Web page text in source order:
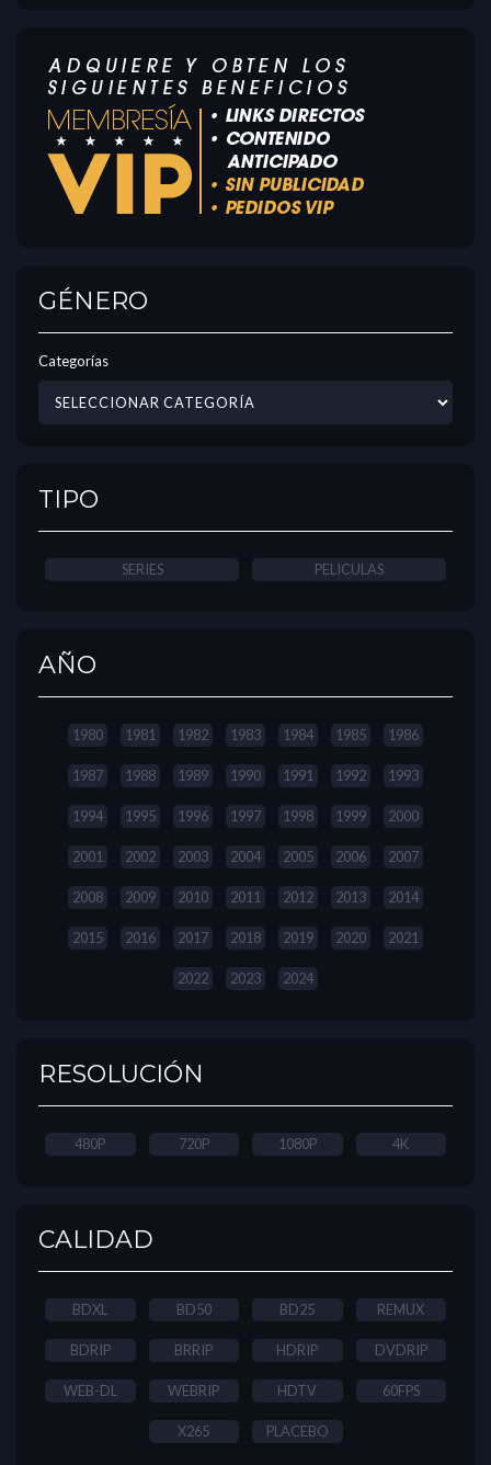
GÉNERO
Categorías
TIPO
SERIES PELICULAS
AÑO
1980 1981 1982 1983 1984 1985 1986
1987 1988 1989 1990 1991 1992 1993
1994 1995 1996 1997 1998 1999 2000
2001 2002 2003 2004 2005 2006 2007
2008 2009 2010 2011 2012 2013 2014
2015 2016 2017 2018 2019 2020 2021
2022 2023 2024
RESOLUCIÓN
480P 720P 1080P 4K
CALIDAD
BDXL BD50 BD25 REMUX
BDRIP BRRIP HDRIP DVDRIP
WEB-DL WEBRIP HDTV 60FPS
X265 PLACEBO